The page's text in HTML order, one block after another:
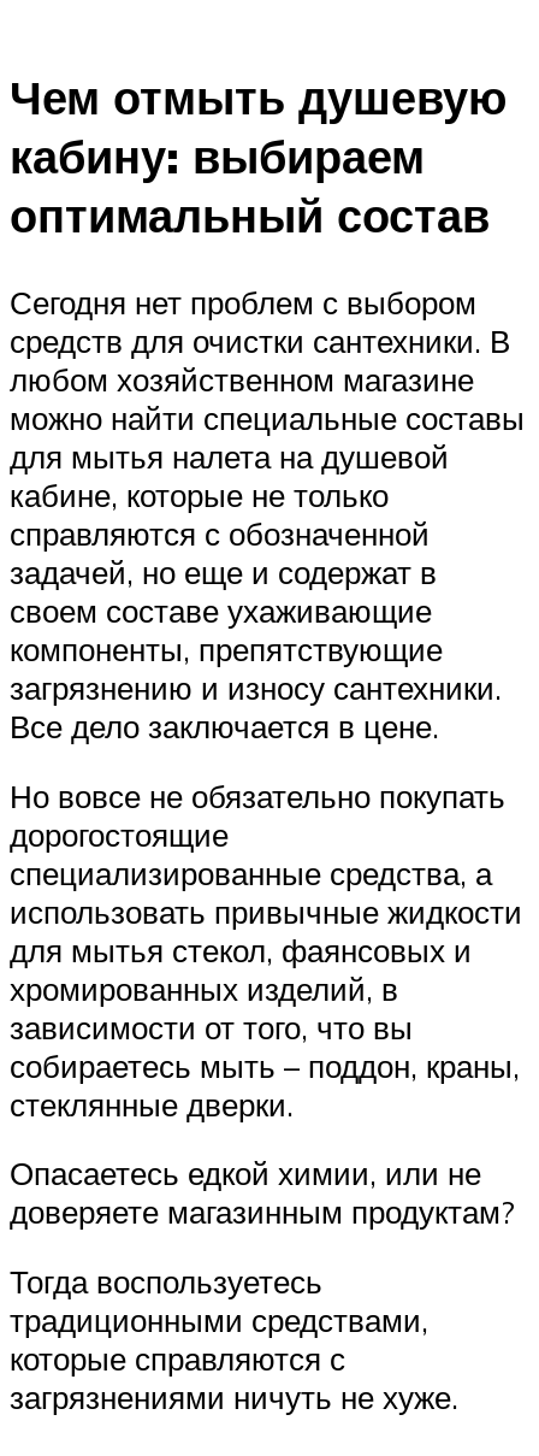
Чем отмыть душевую
кабину: выбираем
оптимальный состав
Сегодня нет проблем с выбором
средств для очистки сантехники. В
любом хозяйственном магазине
можно найти специальные составы
для мытья налета на душевой
кабине, которые не только
справляются с обозначенной
задачей, но еще и содержат в
своем составе ухаживающие
компоненты, препятствующие
загрязнению и износу сантехники.
Все дело заключается в цене.
Но вовсе не обязательно покупать
дорогостоящие
специализированные средства, а
использовать привычные жидкости
для мытья стекол, фаянсовых и
хромированных изделий, в
зависимости от того, что вы
собираетесь мыть – поддон, краны,
стеклянные дверки.
Опасаетесь едкой химии, или не
доверяете магазинным продуктам?
Тогда воспользуетесь
традиционными средствами,
которые справляются с
загрязнениями ничуть не хуже.